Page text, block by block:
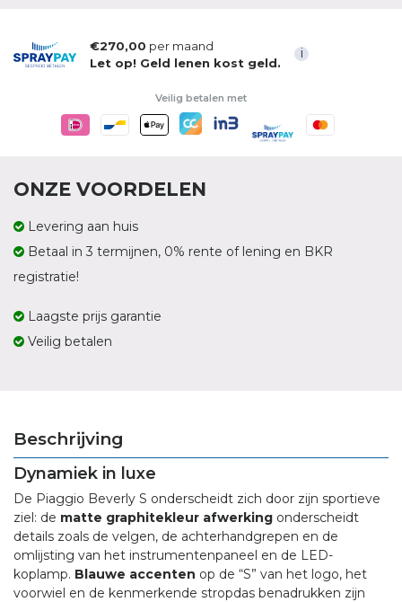
€270,00 per maand
Let op! Geld lenen kost geld.
i
Veilig betalen met
ONZE VOORDELEN
Levering aan huis
Betaal in 3 termijnen, 0% rente of lening en BKR
registratie!
Laagste prijs garantie
Veilig betalen
Beschrijving
Dynamiek in luxe
De Piaggio Beverly S onderscheidt zich door zijn sportieve
ziel: de matte graphitekleur afwerking onderscheidt
details zoals de velgen, de achterhandgrepen en de
omlijsting van het instrumentenpaneel en de LED-
koplamp. Blauwe accenten op de “S” van het logo, het
voorwiel en de kenmerkende stropdas benadrukken zijn